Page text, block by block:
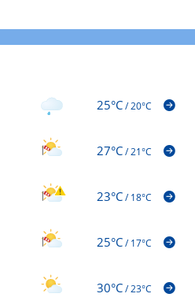
25°C/20°C
27°C/21°C
23°C/18°C
25°C/17°C
30°C/23°C